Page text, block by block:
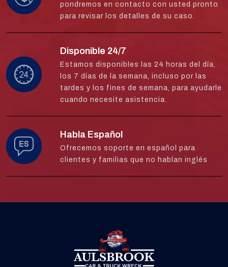
pondremos en contacto con usted pronto
para revisar los detalles de su caso.
Disponible 24/7
Estamos disponibles las 24 horas del día,
los 7 días de la semana, incluso por las
tardes y los fines de semana, para ayudarle
cuando necesite asistencia.
Habla Español
Ofrecemos soporte en español para
clientes y familias que no hablan inglés